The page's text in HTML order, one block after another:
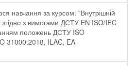
навчання за курсом: "Внутрішній
згідно з вимогами ДСТУ EN ISO/IEC
положень ДСТУ ISO
31000:2018, ILAC, EA -